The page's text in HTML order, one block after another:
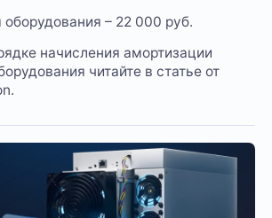
– 22 000 руб.
начисления амортизации
читайте в статье от